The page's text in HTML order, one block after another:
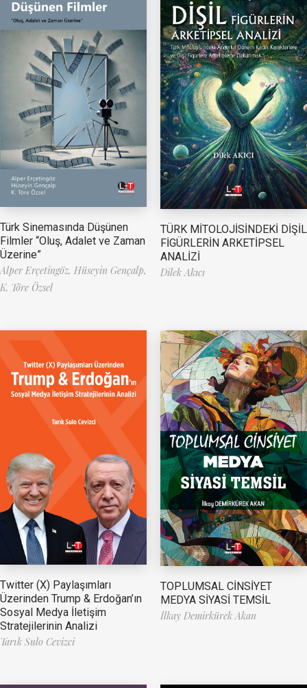
Türk Sinemasında Düşünen
Filmler “Oluş, Adalet ve Zaman
Üzerine”
Alper Erçetingöz, Hüseyin Gençalp,
K. Töre Özsel
TÜRK MİTOLOJİSİNDEKİ DİŞİL
FİGÜRLERİN ARKETİPSEL
ANALİZİ
Dilek Akıcı
Twitter (X) Paylaşımları
Üzerinden Trump & Erdoğan’ın
Sosyal Medya İletişim
Stratejilerinin Analizi
Tarık Sulo Cevizci
TOPLUMSAL CİNSİYET
MEDYA SİYASİ TEMSİL
İlkay Demirkürek Akan